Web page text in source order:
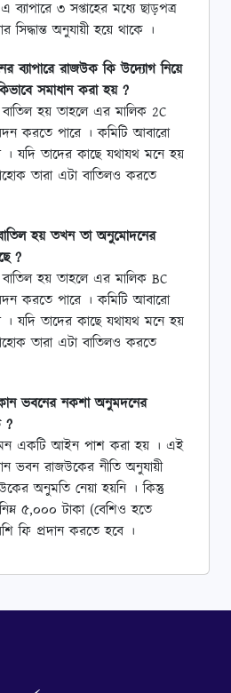
৩ সপ্তাহের মধ্যে ছাড়পত্র
সিদ্ধান্ত অনুযায়ী হয়ে থাকে ।
রাজউক কি উদ্যোগ নিয়ে
সমাধান করা হয় ?
হয় তাহলে এর মালিক 2C
করতে পারে । কমিটি আবারো
। যদি তাদের কাছে যথাযথ মনে হয়
তারা এটা বাতিলও করতে
হয় তখন তা অনুমোদনের
?
হয় তাহলে এর মালিক BC
করতে পারে । কমিটি আবারো
। যদি তাদের কাছে যথাযথ মনে হয়
তারা এটা বাতিলও করতে
কোন ভবনের নকশা অনুমদনের
?
একটি আইন পাশ করা হয় । এই
ভবন রাজউকের নীতি অনুযায়ী
অনুমতি নেয়া হয়নি । কিন্তু
৫,০০০ টাকা (বেশিও হতে
ফি প্রদান করতে হবে ।